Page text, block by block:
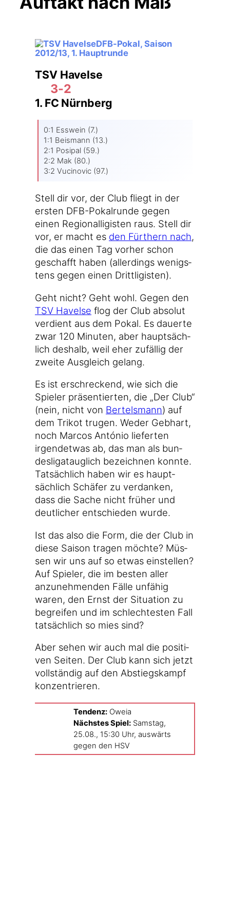
DFB-Pokal, Saison
2012/13, 1. Hauptrunde
TSV Havelse
3-2
1. FC Nürnberg
0:1 Ess­wein (7.)
1:1 Beis­mann (13.)
2:1 Posi­pal (59.)
2:2 Mak (80.)
3:2 Vuci­n­o­vic (97.)
Stell dir vor, der Club fliegt in der
ers­ten DFB-Pokalrunde gegen
einen Regio­nal­li­gis­ten raus. Stell dir
vor, er macht es den Für­thern nach,
die das einen Tag vor­her schon
geschafft haben (aller­dings wenigs­
tens gegen einen Drittligisten).
Geht nicht? Geht wohl. Gegen den
TSV Havel­se flog der Club abso­lut
ver­dient aus dem Pokal. Es dau­er­te
zwar 120 Minu­ten, aber haupt­säch­
lich des­halb, weil eher zufäl­lig der
zwei­te Aus­gleich gelang.
Es ist erschre­ckend, wie sich die
Spie­ler prä­sen­tier­ten, die „Der Club“
(nein, nicht von Ber­tels­mann) auf
dem Tri­kot tru­gen. Weder Geb­hart,
noch Mar­cos Antó­nio lie­fer­ten
irgend­et­was ab, das man als bun­
des­li­ga­taug­lich bezeich­nen konn­te.
Tat­säch­lich haben wir es haupt­
säch­lich Schä­fer zu ver­dan­ken,
dass die Sache nicht frü­her und
deut­li­cher ent­schie­den wurde.
Ist das also die Form, die der Club in
die­se Sai­son tra­gen möch­te? Müs­
sen wir uns auf so etwas ein­stel­len?
Auf Spie­ler, die im bes­ten aller
anzu­neh­men­den Fäl­le unfä­hig
waren, den Ernst der Situa­ti­on zu
begrei­fen und im schlech­tes­ten Fall
tat­säch­lich so mies sind?
Aber sehen wir auch mal die posi­ti­
ven Sei­ten. Der Club kann sich jetzt
voll­stän­dig auf den Abstiegs­kampf
konzentrieren.
Ten­denz: Oweia
Nächs­tes Spiel: Sams­tag,
25.08., 15:30 Uhr, aus­wärts
gegen den HSV